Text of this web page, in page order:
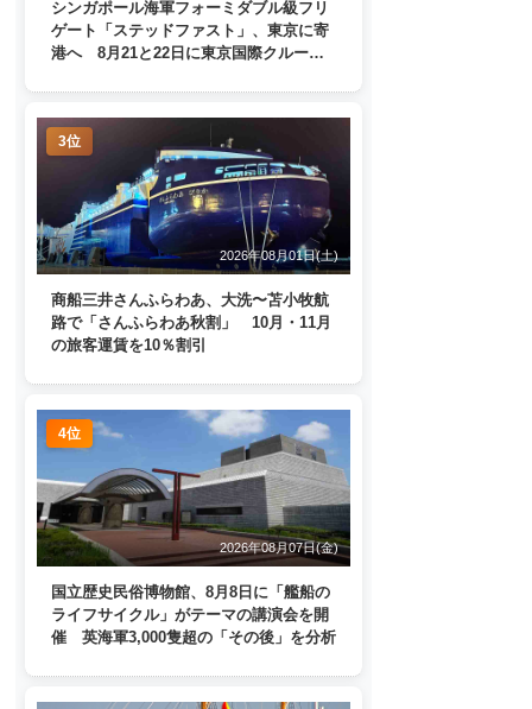
シンガポール海軍フォーミダブル級フリ
ゲート「ステッドファスト」、東京に寄
港へ 8月21と22日に東京国際クルーズ
3位
2026年08月01日(土)
商船三井さんふらわあ、大洗〜苫小牧航
路で「さんふらわあ秋割」 10月・11月
の旅客運賃を10％割引
4位
2026年08月07日(金)
国立歴史民俗博物館、8月8日に「艦船の
ライフサイクル」がテーマの講演会を開
催 英海軍3,000隻超の「その後」を分析